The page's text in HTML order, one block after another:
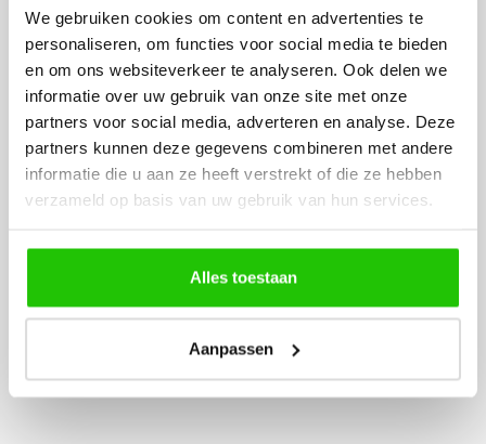
We gebruiken cookies om content en advertenties te
personaliseren, om functies voor social media te bieden
en om ons websiteverkeer te analyseren. Ook delen we
informatie over uw gebruik van onze site met onze
partners voor social media, adverteren en analyse. Deze
partners kunnen deze gegevens combineren met andere
informatie die u aan ze heeft verstrekt of die ze hebben
verzameld op basis van uw gebruik van hun services.
Alles toestaan
Aanpassen
Rian
Fijne site waar ik een mooie
lamp heb uitgekozen en
besteld. De volgende dag
werd deze al bezorgd. Super
netjes en veilig verpakt.
Anne
Het bestellen,
leveren verliep vlot en
volledig naar wens.
artikel is zeer mooi
veel sfeer, het is ook